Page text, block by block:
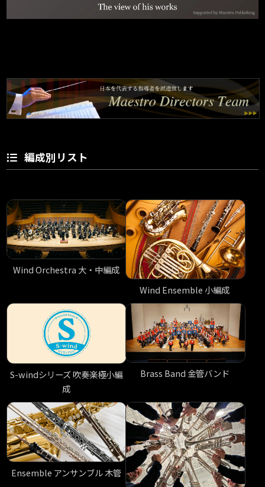
編成別リスト
Wind Orchestra 大・中編成
Wind Ensemble 小編成
S-windシリーズ 吹奏楽極小編
成
Brass Band 金管バンド
Ensemble アンサンブル 木管